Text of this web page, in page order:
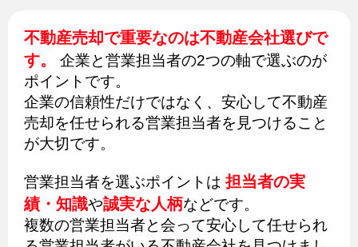
不動産売却で重要なのは不動産会社選びで
す。
企業と営業担当者の2つの軸で選ぶのが
ポイントです。
企業の信頼性だけではなく、安心して不動産
売却を任せられる営業担当者を見つけること
が大切です。
営業担当者を選ぶポイントは 担当者の実
績・知識や誠実な人柄などです。
複数の営業担当者と会って安心して任せられ